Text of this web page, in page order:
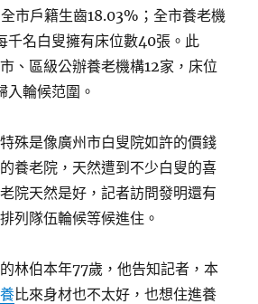
市戶籍生齒18.03%；全市養老機
千名白叟擁有床位數40張。此
、區級公辦養老機構12家，床位
輪候范圍。
是像廣州市白叟院如許的價錢
養老院，天然遭到不少白叟的喜
院天然是好，記者訪問發明還有
列隊伍輪候等候進住。
伯本年77歲，他告知記者，本
比來身材也不太好，也想住進養